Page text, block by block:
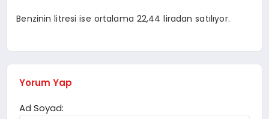
Benzinin litresi ise ortalama 22,44 liradan satılıyor.
Yorum Yap
Ad Soyad: